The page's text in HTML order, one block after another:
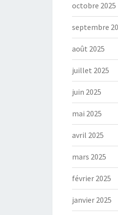
octobre 2025
septembre
août 2025
juillet 2025
juin 2025
mai 2025
avril 2025
mars 2025
février 2025
janvier 2025